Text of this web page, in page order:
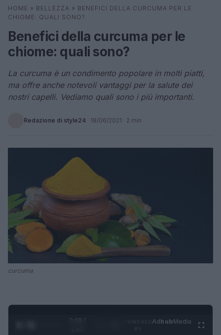
Cerca ⌕
HOME » BELLEZZA » BENEFICI DELLA CURCUMA PER LE
CHIOME: QUALI SONO?
Benefici della curcuma per le
chiome: quali sono?
La curcuma è un condimento popolare in molti piatti,
ma offre anche notevoli vantaggi per la salute dei
nostri capelli. Vediamo quali sono i più importanti.
Redazione di style24 · 18/06/2021 · 2 min
curcuma
0:28 /
AdhubMedia